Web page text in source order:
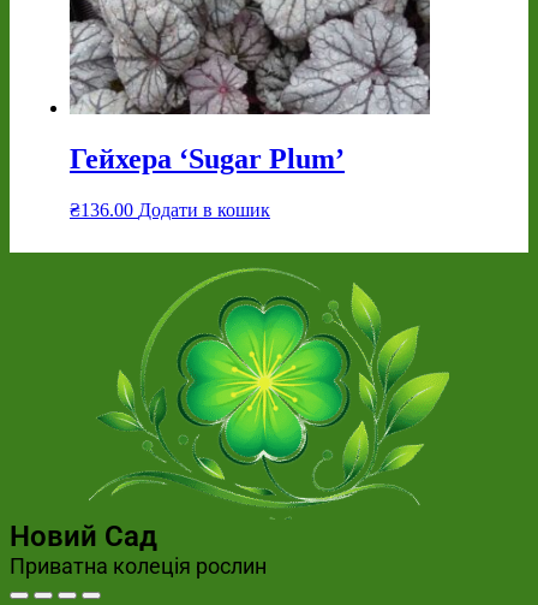
Гейхера ‘Sugar Plum’
₴136.00 Додати в кошик
Новий Сад
Приватна колеція рослин